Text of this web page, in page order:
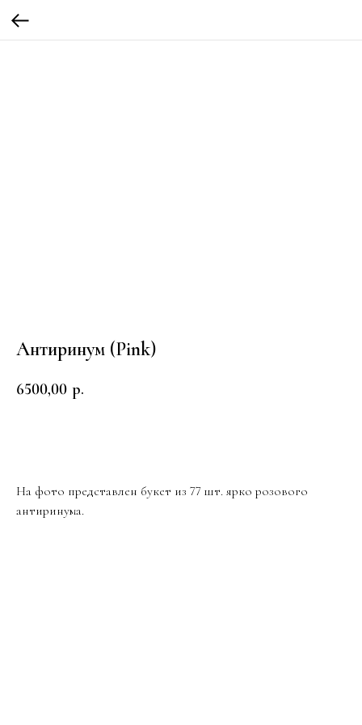
Антиринум (Pink)
6500,00 р.
На фото представлен букет из 77 шт. ярко розового
антиринума.